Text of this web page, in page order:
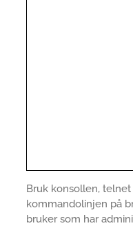
Bruk konsollen,
kommandolinjen på
bruker som har